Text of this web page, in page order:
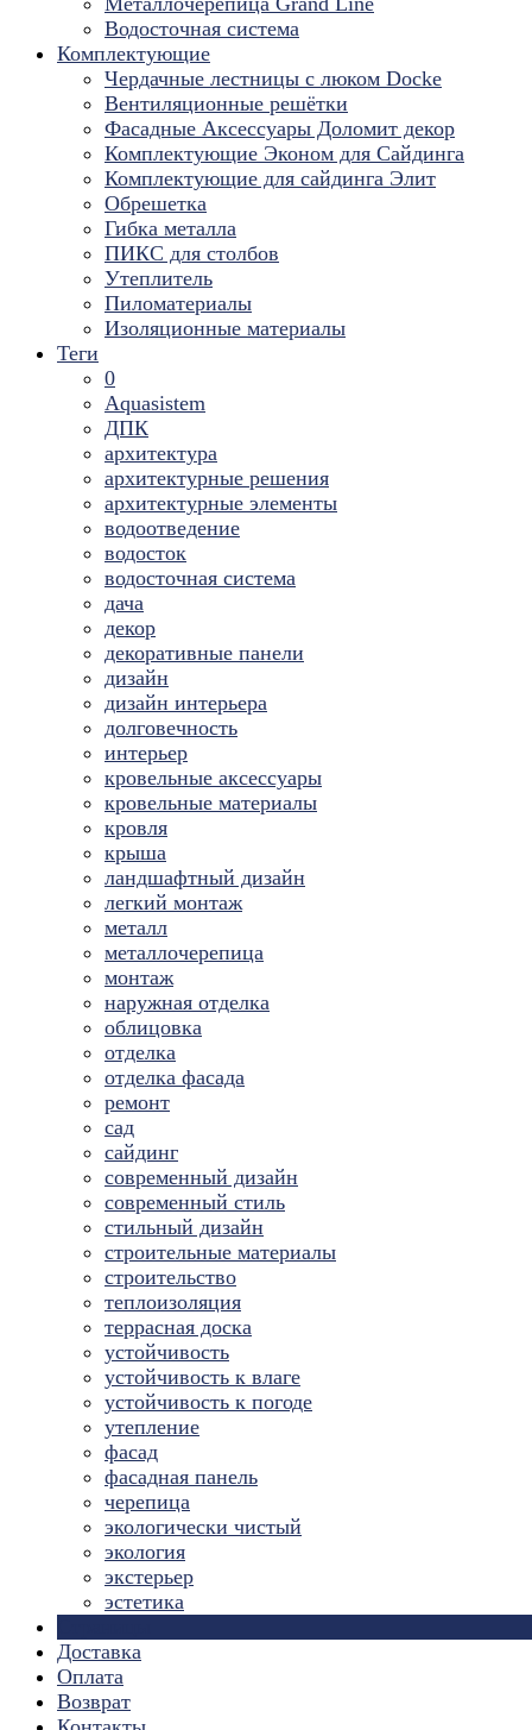
Водосточная система
Комплектующие
Чердачные лестницы с люком Docke
Вентиляционные решётки
Фасадные Аксессуары Доломит декор
Комплектующие Эконом для Сайдинга
Комплектующие для cайдинга Элит
Обрешетка
Гибка металла
ПИКС для столбов
Утеплитель
Пиломатериалы
Изоляционные материалы
Теги
0
Aquasistem
ДПК
архитектура
архитектурные решения
архитектурные элементы
водоотведение
водосток
водосточная система
дача
декор
декоративные панели
дизайн
дизайн интерьера
долговечность
интерьер
кровельные аксессуары
кровельные материалы
кровля
крыша
ландшафтный дизайн
легкий монтаж
металл
металлочерепица
монтаж
наружная отделка
облицовка
отделка
отделка фасада
ремонт
сад
сайдинг
современный дизайн
современный стиль
стильный дизайн
строительные материалы
строительство
теплоизоляция
террасная доска
устойчивость
устойчивость к влаге
устойчивость к погоде
утепление
фасад
фасадная панель
черепица
экологически чистый
экология
экстерьер
эстетика
Доставка
Оплата
Возврат